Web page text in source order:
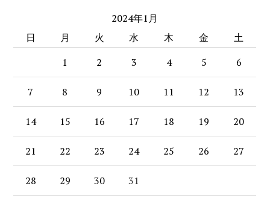
2024年1月
日
月 火 水 木 金
土
1
2 3 4 5 6
7 8 9 10 11 12 13
14 15 16 17 18 19 20
21 22 23 24 25 26 27
28 29 30 31